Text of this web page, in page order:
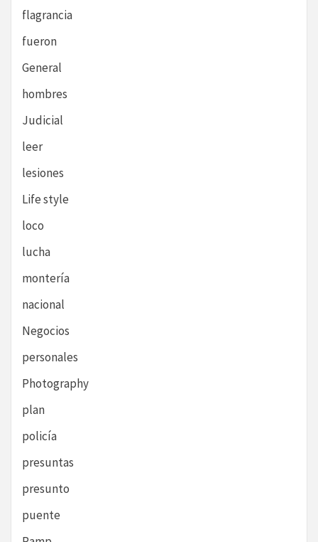
flagrancia
fueron
General
hombres
Judicial
leer
lesiones
Life style
loco
lucha
montería
nacional
Negocios
personales
Photography
plan
policía
presuntas
presunto
puente